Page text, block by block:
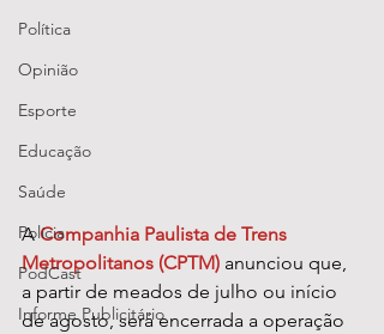
Política
Opinião
Esporte
Educação
Saúde
Polícia
PodCast
Informe Publicitário
A Companhia Paulista de Trens
Metropolitanos (CPTM) anunciou que,
a partir de meados de julho ou início
de agosto, será encerrada a operação